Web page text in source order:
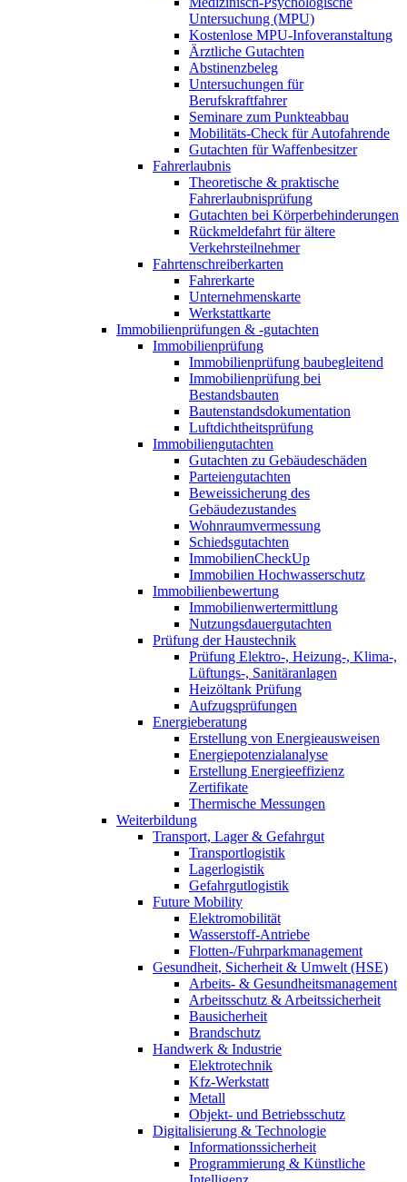
Untersuchung (MPU)
Kostenlose MPU-Infoveranstaltung
Ärztliche Gutachten
Abstinenzbeleg
Untersuchungen für
Berufskraftfahrer
Seminare zum Punkteabbau
Mobilitäts-Check für Autofahrende
Gutachten für Waffenbesitzer
Fahrerlaubnis
Theoretische & praktische
Fahrerlaubnisprüfung
Gutachten bei Körperbehinderungen
Rückmeldefahrt für ältere
Verkehrsteilnehmer
Fahrtenschreiberkarten
Fahrerkarte
Unternehmenskarte
Werkstattkarte
Immobilienprüfungen & -gutachten
Immobilienprüfung
Immobilienprüfung baubegleitend
Immobilienprüfung bei
Bestandsbauten
Bautenstandsdokumentation
Luftdichtheitsprüfung
Immobiliengutachten
Gutachten zu Gebäudeschäden
Parteiengutachten
Beweissicherung des
Gebäudezustandes
Wohnraumvermessung
Schiedsgutachten
ImmobilienCheckUp
Immobilien Hochwasserschutz
Immobilienbewertung
Immobilienwertermittlung
Nutzungsdauergutachten
Prüfung der Haustechnik
Prüfung Elektro-, Heizung-, Klima-,
Lüftungs-, Sanitäranlagen
Heizöltank Prüfung
Aufzugsprüfungen
Energieberatung
Erstellung von Energieausweisen
Energiepotenzialanalyse
Erstellung Energieeffizienz
Zertifikate
Thermische Messungen
Weiterbildung
Transport, Lager & Gefahrgut
Transportlogistik
Lagerlogistik
Gefahrgutlogistik
Future Mobility
Elektromobilität
Wasserstoff-Antriebe
Flotten-/Fuhrparkmanagement
Gesundheit, Sicherheit & Umwelt (HSE)
Arbeits- & Gesundheitsmanagement
Arbeitsschutz & Arbeitssicherheit
Bausicherheit
Brandschutz
Handwerk & Industrie
Elektrotechnik
Kfz-Werkstatt
Metall
Objekt- und Betriebsschutz
Digitalisierung & Technologie
Informationssicherheit
Programmierung & Künstliche